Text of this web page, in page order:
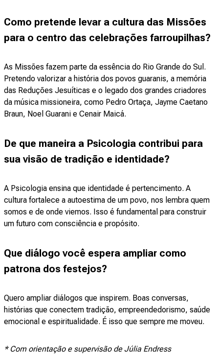
Como pretende levar a cultura das Missões
para o centro das celebrações farroupilhas?
As Missões fazem parte da essência do Rio Grande do Sul.
Pretendo valorizar a história dos povos guaranis, a memória
das Reduções Jesuíticas e o legado dos grandes criadores
da música missioneira, como Pedro Ortaça, Jayme Caetano
Braun, Noel Guarani e Cenair Maicá.
De que maneira a Psicologia contribui para
sua visão de tradição e identidade?
A Psicologia ensina que identidade é pertencimento. A
cultura fortalece a autoestima de um povo, nos lembra quem
somos e de onde viemos. Isso é fundamental para construir
um futuro com consciência e propósito.
Que diálogo você espera ampliar como
patrona dos festejos?
Quero ampliar diálogos que inspirem. Boas conversas,
histórias que conectem tradição, empreendedorismo, saúde
emocional e espiritualidade. É isso que sempre me moveu.
* Com orientação e supervisão de Júlia Endress